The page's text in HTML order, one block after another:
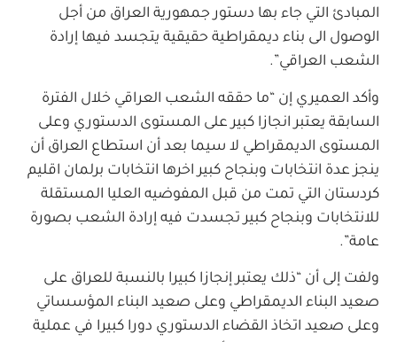
المبادئ التي جاء بها دستور جمهورية العراق من أجل
الوصول الى بناء ديمقراطية حقيقية يتجسد فيها إرادة
الشعب العراقي”.
وأكد العميري إن “ما حققه الشعب العراقي خلال الفترة
السابقة يعتبر انجازا كبير على المستوى الدستوري وعلى
المستوى الديمقراطي لا سيما بعد أن استطاع العراق أن
ينجز عدة انتخابات وبنجاح كبير اخرها انتخابات برلمان اقليم
كردستان التي تمت من قبل المفوضيه العليا المستقلة
للانتخابات وبنجاح كبير تجسدت فيه إرادة الشعب بصورة
عامة”.
ولفت إلى أن “ذلك يعتبر إنجازا كبيرا بالنسبة للعراق على
صعيد البناء الديمقراطي وعلى صعيد البناء المؤسساتي
وعلى صعيد اتخاذ القضاء الدستوري دورا كبيرا في عملية